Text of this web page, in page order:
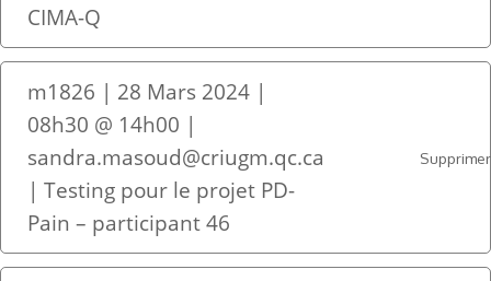
CIMA-Q
m1826 | 28 Mars 2024 |
08h30 @ 14h00 |
sandra.masoud@criugm.qc.ca
| Testing pour le projet PD-
Pain – participant 46
Supprimer